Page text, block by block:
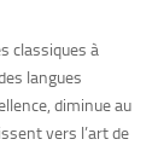
classiques à
langues
diminue au
vers l’art de